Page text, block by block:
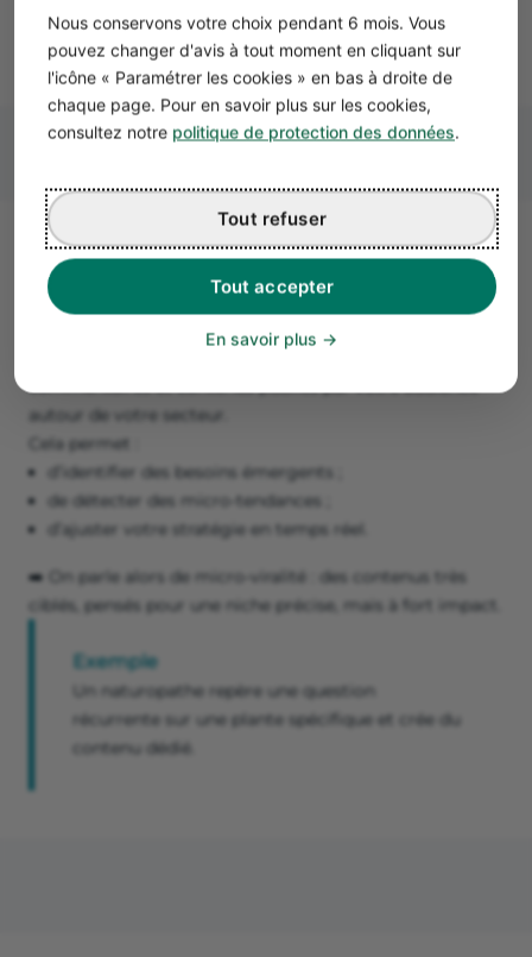
Nous conservons votre choix pendant 6 mois. Vous
pouvez changer d'avis à tout moment en cliquant sur
l'icône « Paramétrer les cookies » en bas à droite de
chaque page. Pour en savoir plus sur les cookies,
consultez notre politique de protection des données.
Tout accepter
Tout refuser
En savoir plus
que sur la taille de la communauté.
Tendance n°5 : Le social listening
et la micro-viralité
Le social listening devient un véritable outil d’aide à la
commentaires et contenus publiés par votre audience
autour de votre secteur.
Cela permet :
d’identifier des besoins émergents ;
de détecter des micro-tendances ;
d’ajuster votre stratégie en temps réel.
➡️ On parle alors de micro-viralité : des contenus très
ciblés, pensés pour une niche précise, mais à fort impact.
Exemple
Un naturopathe repère une question
récurrente sur une plante spécifique et crée du
contenu dédié.